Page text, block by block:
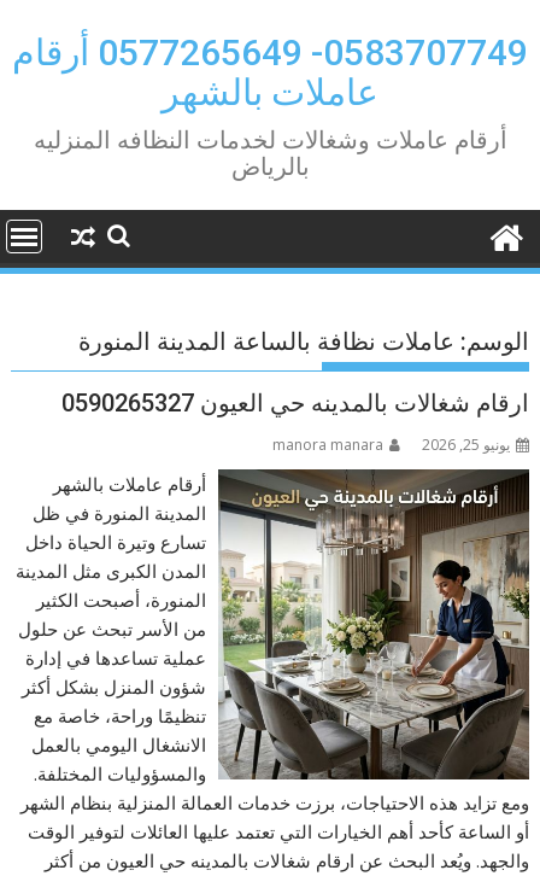
to
content
0583707749- 0577265649 أرقام
عاملات بالشهر
أرقام عاملات وشغالات لخدمات النظافه المنزليه
بالرياض
الوسم: عاملات نظافة بالساعة المدينة المنورة
ارقام شغالات بالمدينه حي العيون 0590265327
يونيو 25, 2026 manora manara
أرقام عاملات بالشهر
المدينة المنورة في ظل
تسارع وتيرة الحياة داخل
المدن الكبرى مثل المدينة
المنورة، أصبحت الكثير
من الأسر تبحث عن حلول
عملية تساعدها في إدارة
شؤون المنزل بشكل أكثر
تنظيمًا وراحة، خاصة مع
الانشغال اليومي بالعمل
والمسؤوليات المختلفة.
ومع تزايد هذه الاحتياجات، برزت خدمات العمالة المنزلية بنظام الشهر
أو الساعة كأحد أهم الخيارات التي تعتمد عليها العائلات لتوفير الوقت
والجهد. ويُعد البحث عن ارقام شغالات بالمدينه حي العيون من أكثر